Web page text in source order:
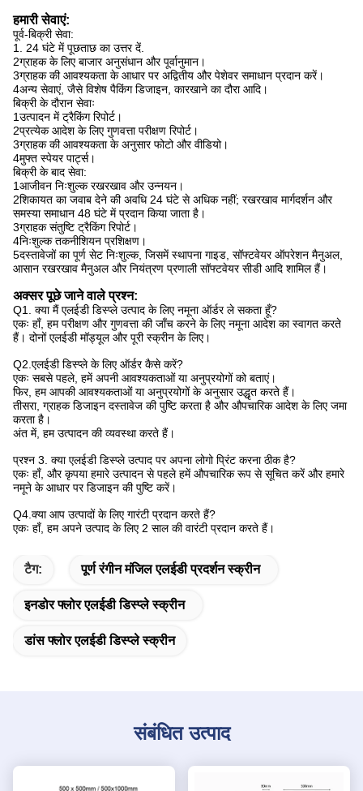
हमारी सेवाएं:
पूर्व-बिक्री सेवा:
1. 24 घंटे में पूछताछ का उत्तर दें.
2ग्राहक के लिए बाजार अनुसंधान और पूर्वानुमान।
3ग्राहक की आवश्यकता के आधार पर अद्वितीय और पेशेवर समाधान प्रदान करें।
4अन्य सेवाएं, जैसे विशेष पैकिंग डिजाइन, कारखाने का दौरा आदि।
बिक्री के दौरान सेवाः
1उत्पादन में ट्रैकिंग रिपोर्ट।
2प्रत्येक आदेश के लिए गुणवत्ता परीक्षण रिपोर्ट।
3ग्राहक की आवश्यकता के अनुसार फोटो और वीडियो।
4मुफ्त स्पेयर पार्ट्स।
बिक्री के बाद सेवा:
1आजीवन निःशुल्क रखरखाव और उन्नयन।
2शिकायत का जवाब देने की अवधि 24 घंटे से अधिक नहीं; रखरखाव मार्गदर्शन और
समस्या समाधान 48 घंटे में प्रदान किया जाता है।
3ग्राहक संतुष्टि ट्रैकिंग रिपोर्ट।
4निःशुल्क तकनीशियन प्रशिक्षण।
5दस्तावेजों का पूर्ण सेट निःशुल्क, जिसमें स्थापना गाइड, सॉफ्टवेयर ऑपरेशन मैनुअल,
आसान रखरखाव मैनुअल और नियंत्रण प्रणाली सॉफ्टवेयर सीडी आदि शामिल हैं।
अक्सर पूछे जाने वाले प्रश्न:
Q1. क्या मैं एलईडी डिस्प्ले उत्पाद के लिए नमूना ऑर्डर ले सकता हूँ?
एकः हाँ, हम परीक्षण और गुणवत्ता की जाँच करने के लिए नमूना आदेश का स्वागत करते
हैं। दोनों एलईडी मॉड्यूल और पूरी स्क्रीन के लिए।
Q2.एलईडी डिस्प्ले के लिए ऑर्डर कैसे करें?
एकः सबसे पहले, हमें अपनी आवश्यकताओं या अनुप्रयोगों को बताएं।
फिर, हम आपकी आवश्यकताओं या अनुप्रयोगों के अनुसार उद्धृत करते हैं।
तीसरा, ग्राहक डिजाइन दस्तावेज की पुष्टि करता है और औपचारिक आदेश के लिए जमा
करता है।
अंत में, हम उत्पादन की व्यवस्था करते हैं।
प्रश्न 3. क्या एलईडी डिस्प्ले उत्पाद पर अपना लोगो प्रिंट करना ठीक है?
एकः हाँ, और कृपया हमारे उत्पादन से पहले हमें औपचारिक रूप से सूचित करें और हमारे
नमूने के आधार पर डिजाइन की पुष्टि करें।
Q4.क्या आप उत्पादों के लिए गारंटी प्रदान करते हैं?
एकः हाँ, हम अपने उत्पाद के लिए 2 साल की वारंटी प्रदान करते हैं।
टैग: पूर्ण रंगीन मंजिल एलईडी प्रदर्शन स्क्रीन
इनडोर फ्लोर एलईडी डिस्प्ले स्क्रीन
डांस फ्लोर एलईडी डिस्प्ले स्क्रीन
संबंधित उत्पाद